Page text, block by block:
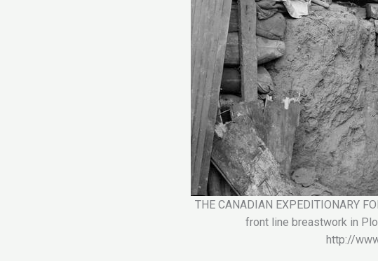
THE CANADIAN EXPEDITIONARY
front line breastwork in
http://